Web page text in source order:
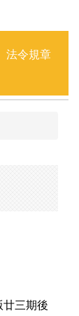
法令規章
廿三期後